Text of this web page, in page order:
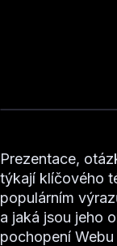
Prezentace,
týkají klíčového
populárním
a jaká jsou jeho
pochopení